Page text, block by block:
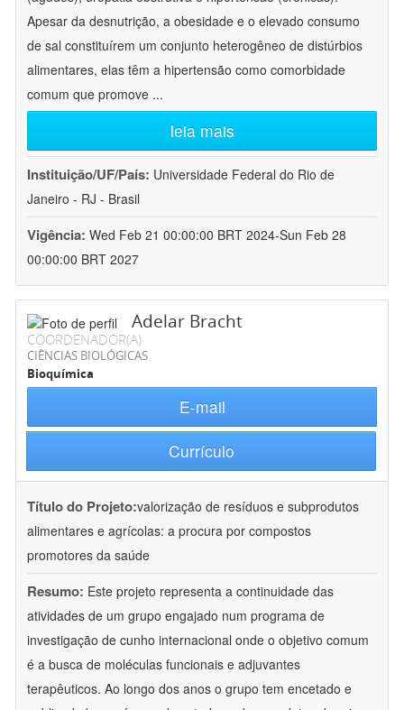
Apesar da desnutrição, a obesidade e o elevado consumo
de sal constituírem um conjunto heterogêneo de distúrbios
alimentares, elas têm a hipertensão como comorbidade
comum que promove ...
leia mais
Instituição/UF/País: Universidade Federal do Rio de
Janeiro - RJ - Brasil
Vigência: Wed Feb 21 00:00:00 BRT 2024-Sun Feb 28
00:00:00 BRT 2027
Adelar Bracht
COORDENADOR(A)
CIÊNCIAS BIOLÓGICAS
Bioquímica
E-mail
Currículo
Título do Projeto:valorização de resíduos e subprodutos
alimentares e agrícolas: a procura por compostos
promotores da saúde
Resumo: Este projeto representa a continuidade das
atividades de um grupo engajado num programa de
investigação de cunho internacional onde o objetivo comum
é a busca de moléculas funcionais e adjuvantes
terapêuticos. Ao longo dos anos o grupo tem encetado e